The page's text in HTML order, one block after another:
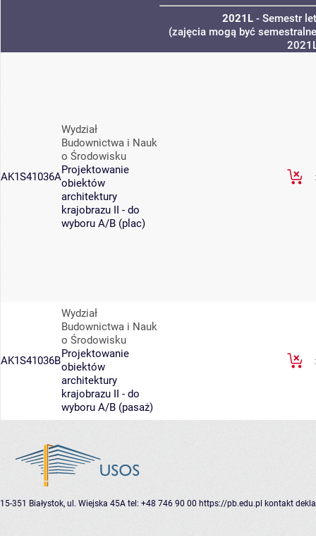
2021L - Semestr
(zajęcia mogą być
AK1S41036A
Wydział
Budownictwa i Nauk
o Środowisku
Projektowanie
obiektów
architektury
krajobrazu II - do
wyboru A/B (plac)
AK1S41036B
Wydział
Budownictwa i Nauk
o Środowisku
Projektowanie
obiektów
architektury
krajobrazu II - do
wyboru A/B (pasaż)
15-351 Białystok, ul. Wiejska 45A tel: +48 746 90 00 https://pb.edu.pl kontakt